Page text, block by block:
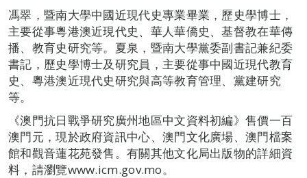
馮翠，暨南大學中國近現代史專業畢業，歷史學博士，
主要從事粵港澳近現代史、華人華僑史、基督教在華傳
播、教育史研究等。夏泉，暨南大學黨委副書記兼紀委
書記，歷史學博士及研究員，主要從事中國近現代教育
史、粵港澳近現代史研究與高等教育管理、黨建研究
等。
《澳門抗日戰爭研究廣州地區中文資料初編》售價一百
澳門元，現於政府資訊中心、澳門文化廣場、澳門檔案
館和觀音蓮花苑發售。有關其他文化局出版物的詳細資
料，請瀏覽www.icm.gov.mo。